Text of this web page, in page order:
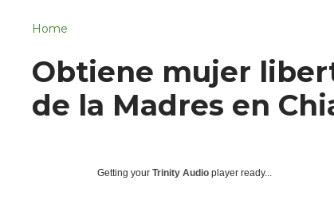
Home
Obtiene mujer
de la Madres en
Getting your Trinity Audio player ready...